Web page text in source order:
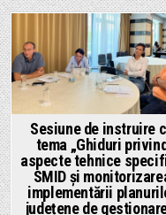
Posted in
Sesiune de instruire
tema „Ghiduri privind
aspecte tehnice
SMID și
implementării
județene de